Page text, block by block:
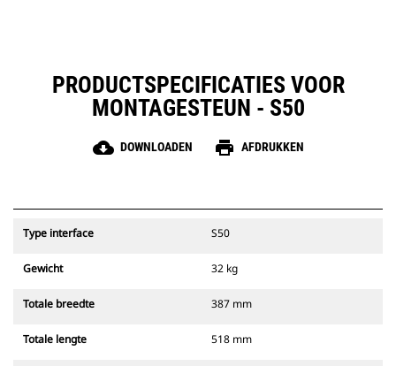
PRODUCTSPECIFICATIES VOOR
MONTAGESTEUN - S50
cloud_download DOWNLOADEN print AFDRUKKEN
Type interface S50
Gewicht 32 kg
Totale breedte 387 mm
Totale lengte 518 mm